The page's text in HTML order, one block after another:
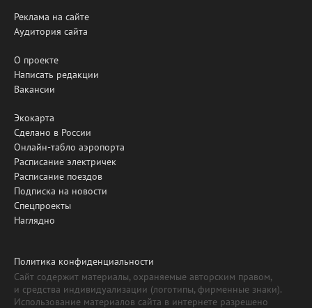
Реклама на сайте
Аудитория сайта
О проекте
Написать редакции
Вакансии
Экокарта
Сделано в России
Онлайн-табло аэропорта
Расписание электричек
Расписание поездов
Подписка на новости
Спецпроекты
Наглядно
Политика конфиденциальности
Сайт содержит материалы, охраняемые авторским правом,
и средства индивидуализации (логотипы, фирменные знаки).
Использование материалов сайта в интернете разрешено